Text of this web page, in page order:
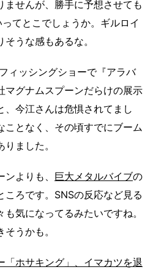
ませんが、勝手に予想させても
てとこでしょうか。ギルロイ
うな感もあるな。
ィッシングショーで『アラバ
マグナムスプーンだらけの展示
、今江さんは危惧されてまし
ことなく、その頃すでにブーム
ました。
よりも、 巨大メタルバイブの
ろです。SNSの反応など見る
気になってるみたいですね。
うかも。
「ホサキング」、イマカツを退